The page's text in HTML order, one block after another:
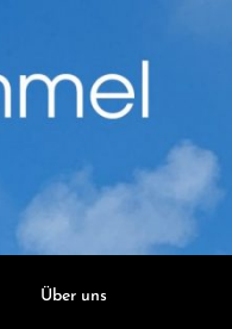
Über uns